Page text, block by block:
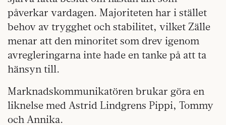
påverkar vardagen. Majoriteten har i stället
behov av trygghet och stabilitet, vilket Zälle
menar att den minoritet som drev igenom
avregleringarna inte hade en tanke på att ta
hänsyn till.
Marknadskommunikatören brukar göra en
liknelse med Astrid Lindgrens Pippi, Tommy
och Annika.